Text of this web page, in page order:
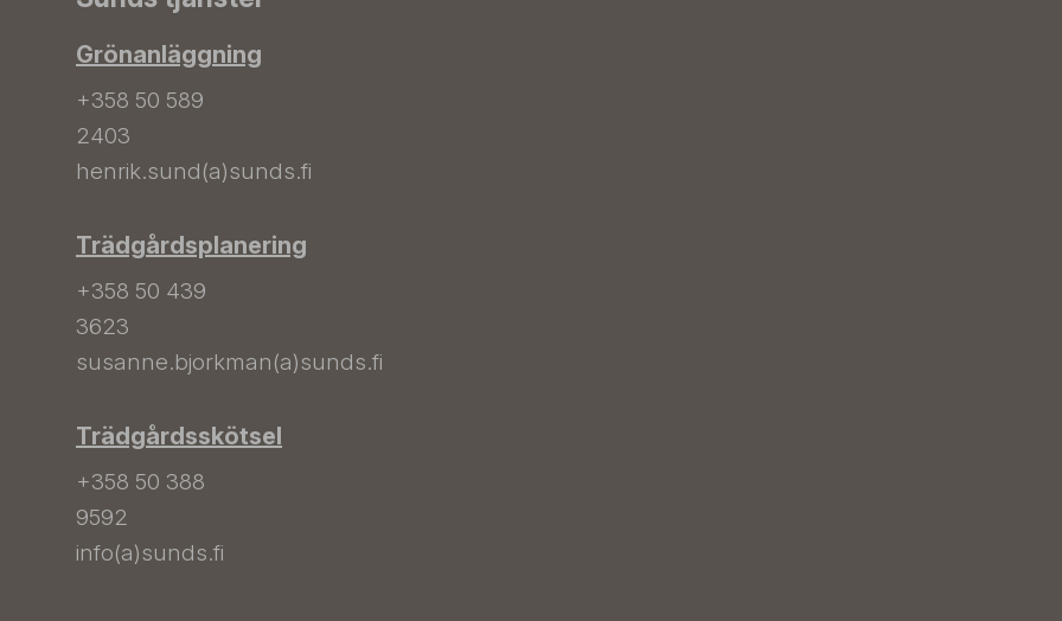
Grönanläggning
+358 50 589
2403
henrik.sund(a)sunds.fi
Trädgårdsplanering
+358 50 439
3623
susanne.bjorkman(a)sunds.fi
Trädgårdsskötsel
+358 50 388
9592
info(a)sunds.fi